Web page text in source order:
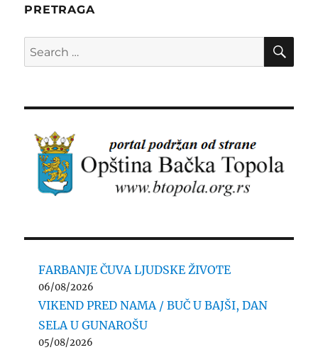
PRETRAGA
Search
for:
FARBANJE ČUVA LJUDSKE ŽIVOTE
06/08/2026
VIKEND PRED NAMA / BUČ U BAJŠI, DAN
SELA U GUNAROŠU
05/08/2026